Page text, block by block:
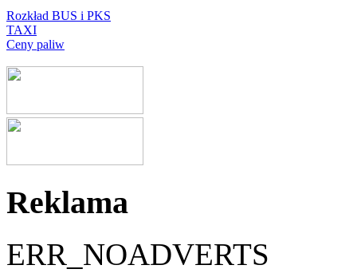
Rozkład BUS i PKS
TAXI
Ceny paliw
Reklama
ERR_NOADVERTS